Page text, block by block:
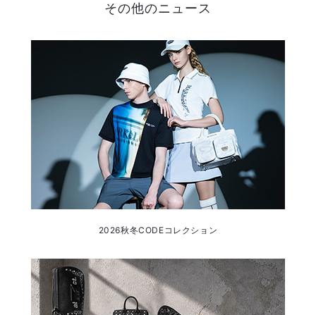
その他のニュース
2026秋冬CODEコレクション